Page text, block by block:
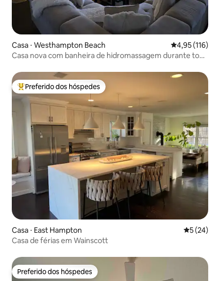
Casa ⋅ Westhampton Beach 4,95 de uma
4,95 (116)
Casa nova com banheira de hidromassagem durante todo
Entre os melhores preferidos dos hóspedes
Preferido dos hóspedes
Casa ⋅ East Hampton 5 de uma
5 (24)
Casa de férias em Wainscott
Preferido dos hóspedes
Preferido dos hóspedes